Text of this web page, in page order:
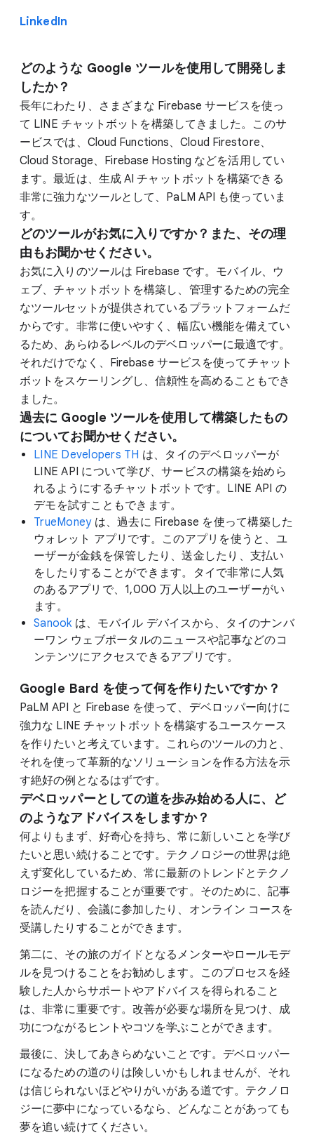
LinkedIn
どのような Google ツールを使用して開発しま
したか？
長年にわたり、さまざまな Firebase サービスを使っ
て LINE チャットボットを構築してきました。このサ
ービスでは、Cloud Functions、Cloud Firestore、
Cloud Storage、Firebase Hosting などを活用してい
ます。最近は、生成 AI チャットボットを構築できる
非常に強力なツールとして、PaLM API も使っていま
す。
どのツールがお気に入りですか？また、その理
由もお聞かせください。
お気に入りのツールは Firebase です。モバイル、ウ
ェブ、チャットボットを構築し、管理するための完全
なツールセットが提供されているプラットフォームだ
からです。非常に使いやすく、幅広い機能を備えてい
るため、あらゆるレベルのデベロッパーに最適です。
それだけでなく、Firebase サービスを使ってチャット
ボットをスケーリングし、信頼性を高めることもでき
ました。
過去に Google ツールを使用して構築したもの
についてお聞かせください。
LINE Developers TH は、タイのデベロッパーが
LINE API について学び、サービスの構築を始めら
れるようにするチャットボットです。LINE API の
デモを試すこともできます。
TrueMoneyは、過去に Firebase を使って構築した
ウォレット アプリです。このアプリを使うと、ユ
ーザーが金銭を保管したり、送金したり、支払い
をしたりすることができます。タイで非常に人気
のあるアプリで、1,000 万人以上のユーザーがい
ます。
Sanookは、モバイル デバイスから、タイのナンバ
ーワン ウェブポータルのニュースや記事などのコ
ンテンツにアクセスできるアプリです。
Google Bard を使って何を作りたいですか？
PaLM API と Firebase を使って、デベロッパー向けに
強力な LINE チャットボットを構築するユースケース
を作りたいと考えています。これらのツールの力と、
それを使って革新的なソリューションを作る方法を示
す絶好の例となるはずです。
デベロッパーとしての道を歩み始める人に、ど
のようなアドバイスをしますか？
何よりもまず、好奇心を持ち、常に新しいことを学び
たいと思い続けることです。テクノロジーの世界は絶
えず変化しているため、常に最新のトレンドとテクノ
ロジーを把握することが重要です。そのために、記事
を読んだり、会議に参加したり、オンライン コースを
受講したりすることができます。
第二に、その旅のガイドとなるメンターやロールモデ
ルを見つけることをお勧めします。このプロセスを経
験した人からサポートやアドバイスを得られること
は、非常に重要です。改善が必要な場所を見つけ、成
功につながるヒントやコツを学ぶことができます。
最後に、決してあきらめないことです。デベロッパー
になるための道のりは険しいかもしれませんが、それ
は信じられないほどやりがいがある道です。テクノロ
ジーに夢中になっているなら、どんなことがあっても
夢を追い続けてください。